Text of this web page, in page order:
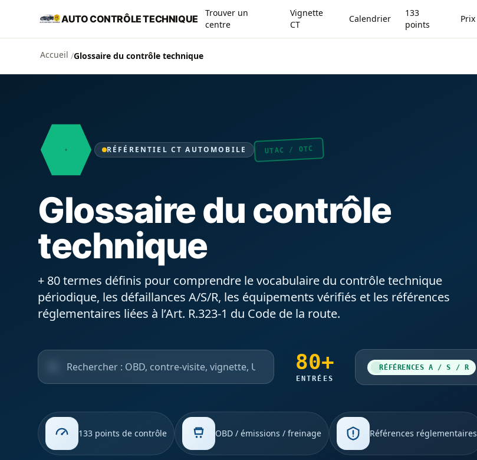
Aller au contenu principal
AUTO CONTRÔLE TECHNIQUE
Trouver un
centre
Vignette
CT
Calendrier
133
points
Prix
Accueil /Glossaire du contrôle technique
RÉFÉRENTIEL CT AUTOMOBILE UTAC / OTC
Glossaire du contrôle
technique
+ 80 termes définis pour comprendre le vocabulaire du contrôle technique
périodique, les défaillances A/S/R, les équipements vérifiés et les références
réglementaires liées à l’Art. R.323-1 du Code de la route.
Rechercher un terme
80+
ENTRÉES
RÉFÉRENCES A / S / R
133 points de contrôle OBD / émissions / freinage Références réglementaires